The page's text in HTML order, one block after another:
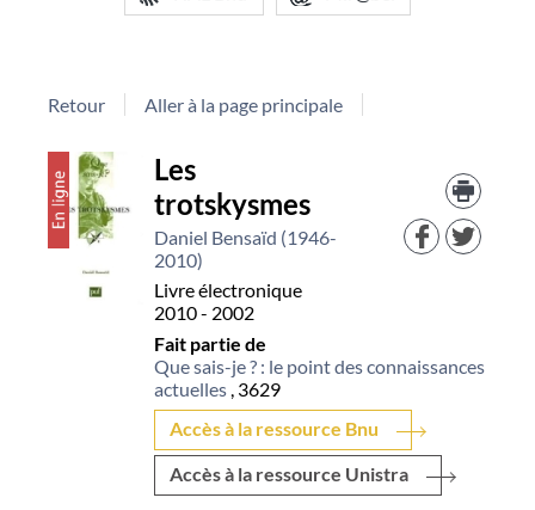
Retour Aller à la page principale
Détail
document
Les
trotskysmes
Daniel Bensaïd (1946-
2010)
Livre électronique
2010 - 2002
Fait partie de
Que sais-je ? : le point des connaissances
actuelles, 3629
Accès à la ressource Bnu
Accès à la ressource Unistra